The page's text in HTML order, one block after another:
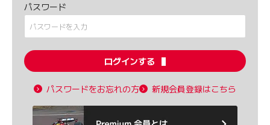
パスワード
ログインする
パスワードをお忘れの方 新規会員登録はこちら